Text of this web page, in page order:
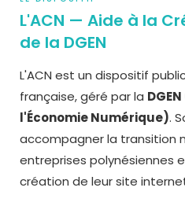
L'ACN — Aide à la
de la DGEN
L'ACN est un dispositif
française, géré par la
l'Économie Numérique).
accompagner la transition
entreprises polynésiennes
création de leur site